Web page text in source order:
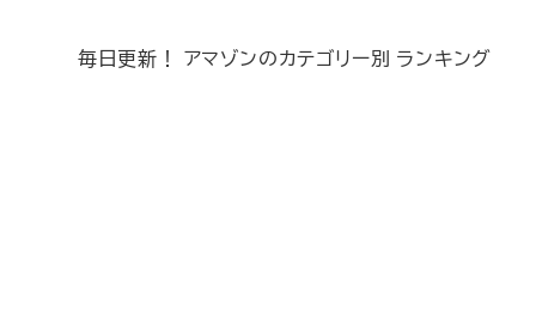
毎日更新！ アマゾンのカテゴリー別 ランキング